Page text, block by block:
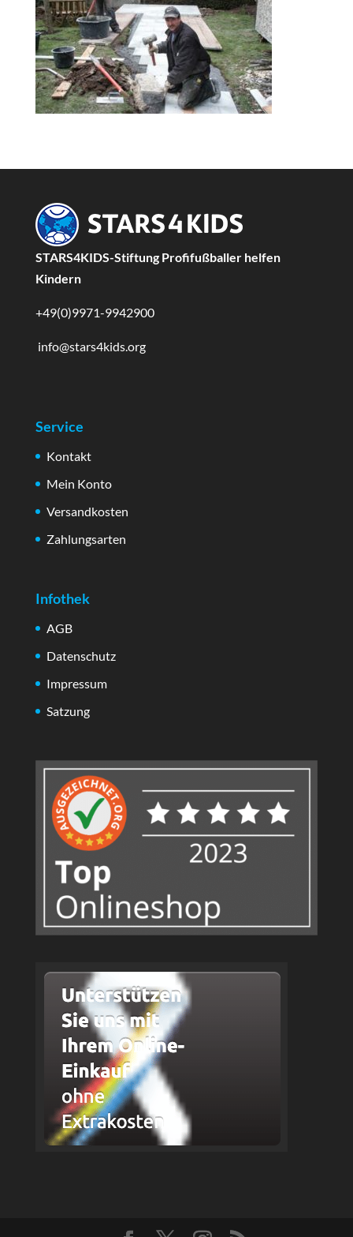
STARS4KIDS-Stiftung Profifußballer helfen
Kindern
+49(0)9971-9942900
info@stars4kids.org
Service
Kontakt
Mein Konto
Versandkosten
Zahlungsarten
Infothek
AGB
Datenschutz
Impressum
Satzung